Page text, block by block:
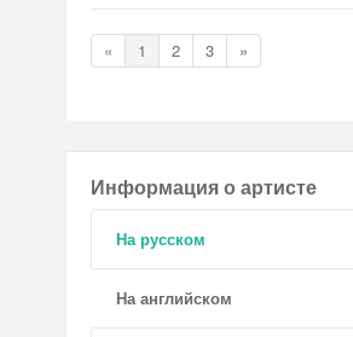
« 1 2 3 »
Информация о артисте
На русском
На английском